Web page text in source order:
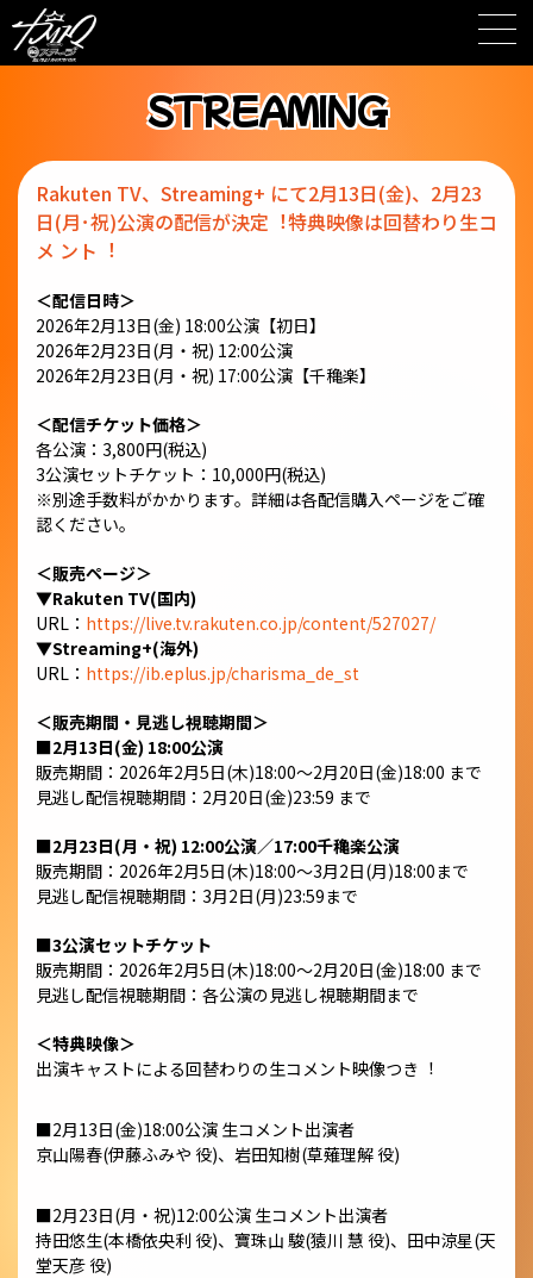
Skip
to
content
STREAMING
Rakuten TV、Streaming+ にて2⽉13⽇(⾦)、2⽉23
⽇(⽉･祝)公演の配信が決定︕特典映像は回替わり⽣コ
メ ント︕
＜配信日時＞
2026年2⽉13⽇(⾦) 18:00公演【初⽇】
2026年2⽉23⽇(⽉・祝) 12:00公演
2026年2⽉23⽇(⽉・祝) 17:00公演【千穐楽】
＜配信チケット価格＞
各公演：3,800円(税込)
3公演セットチケット：10,000円(税込)
※別途⼿数料がかかります。詳細は各配信購⼊ページをご確
認ください。
＜販売ページ＞
▼Rakuten TV(国内)
URL： https://live.tv.rakuten.co.jp/content/527027/
▼Streaming+(海外)
URL： https://ib.eplus.jp/charisma_de_st
＜販売期間・見逃し視聴期間＞
■2⽉13⽇(⾦) 18:00公演
販売期間：2026年2⽉5⽇(⽊)18:00〜2⽉20⽇(⾦)18:00 まで
⾒逃し配信視聴期間：2⽉20⽇(⾦)23:59 まで
■2⽉23⽇(⽉・祝) 12:00公演／17:00千穐楽公演
販売期間：2026年2⽉5⽇(⽊)18:00〜3⽉2⽇(⽉)18:00まで
⾒逃し配信視聴期間：3⽉2⽇(⽉)23:59まで
■3公演セットチケット
販売期間：2026年2⽉5⽇(⽊)18:00〜2⽉20⽇(⾦)18:00 まで
⾒逃し配信視聴期間：各公演の⾒逃し視聴期間まで
＜特典映像＞
出演キャストによる回替わりの⽣コメント映像つき︕
■2⽉13⽇(⾦)18:00公演 ⽣コメント出演者
京⼭陽春(伊藤ふみや 役)、岩⽥知樹(草薙理解 役)
■2⽉23⽇(⽉・祝)12:00公演 ⽣コメント出演者
持⽥悠⽣(本橋依央利 役)、寶珠⼭ 駿(猿川 慧 役)、⽥中涼星(天
堂天彦 役)